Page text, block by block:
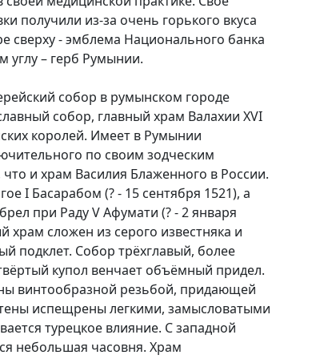
получили из-за очень горького вкуса
сверху - эмблема Национального банка
углу – герб Румынии.
собор в румынском городе
собор, главный храм Валахии XVI
королей. Имеет в Румынии
по своим зодческим
и храм Василия Блаженного в России.
I Басарабом (? - 15 сентября 1521), а
при Раду V Афумати (? - 2 января
храм сложен из серого известняка и
подклет. Собор трёхглавый, более
купол венчает объёмный придел.
винтообразной резьбой, придающей
испещрены легкими, замысловатыми
турецкое влияние. С западной
небольшая часовня. Храм